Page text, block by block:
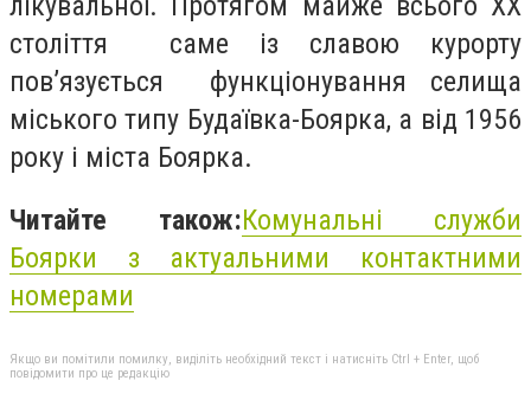
століття саме із славою курорту
пов’язується функціонування селища
міського типу Будаївка-Боярка, а від 1956
року і міста Боярка.
Читайте також:Комунальні служби
Боярки з актуальними контактними
номерами
Якщо ви помітили помилку, виділіть необхідний текст і натисніть Ctrl + Enter, щоб
повідомити про це редакцію